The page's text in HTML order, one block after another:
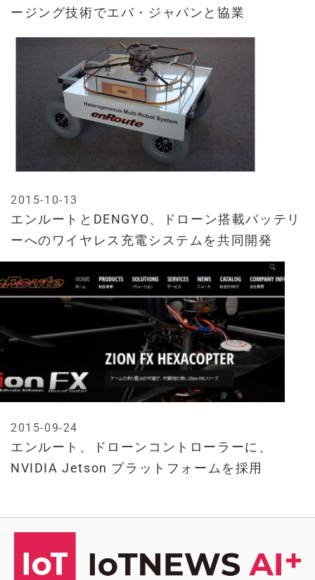
ージング技術でエバ・ジャパンと協業
エンルートとDENGYO、ドローン搭載バッテリ
ーへのワイヤレス充電システムを共同開発
2015-10-13
エンルート、ドローンコントローラーに、
NVIDIA Jetson プラットフォームを採用
2015-09-24